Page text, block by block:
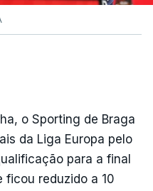
o Sporting de Braga
da Liga Europa pelo
para a final
ficou reduzido a 10